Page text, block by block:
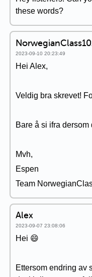
these words?
2023-09-10 20:23:49
Hei Alex,
Veldig bra skrevet!
Bare å si ifra dersom
Mvh,
Espen
Team
Alex
2023-09-07 23:08:06
Hei 😄
Ettersom endring av